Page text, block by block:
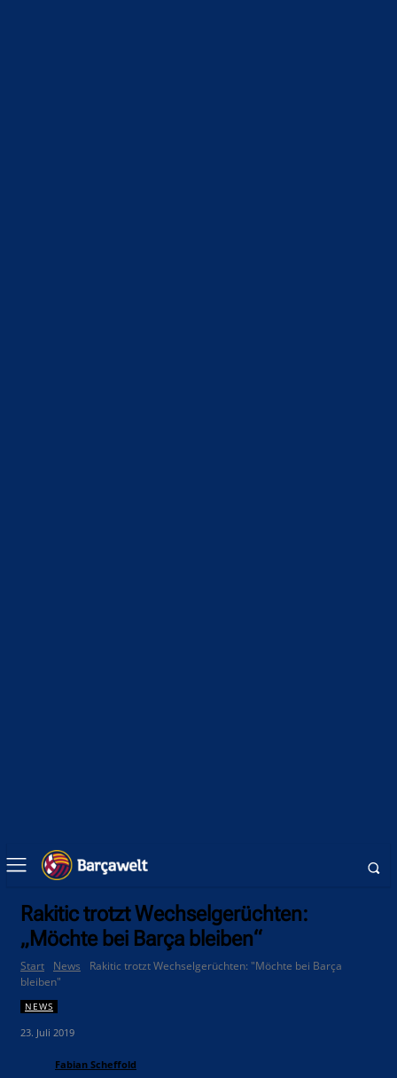
Rakitic trotzt Wechselgerüchten:
„Möchte bei Barça bleiben“
Start News
Rakitic trotzt Wechselgerüchten: "Möchte bei Barça
bleiben"
NEWS
23. Juli 2019
Fabian Scheffold